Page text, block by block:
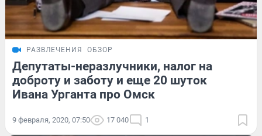
РАЗВЛЕЧЕНИЯ ОБЗОР
Депутаты-неразлучники, налог на
доброту и заботу и еще 20 шуток
Ивана Урганта про Омск
9 февраля, 2020, 07:50 17 040 1